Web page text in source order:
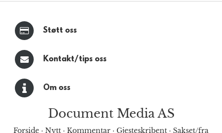
Støtt oss
Kontakt/tips oss
Om oss
Document Media AS
Forside · Nytt · Kommentar · Gjesteskribent · Sakset/fra